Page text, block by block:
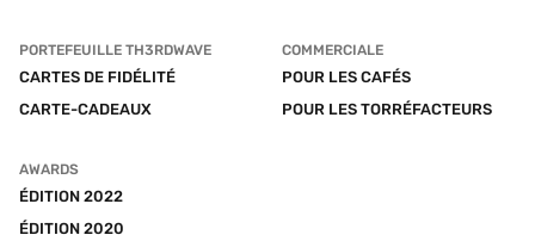
PORTEFEUILLE TH3RDWAVE
CARTES DE FIDÉLITÉ
CARTE-CADEAUX
COMMERCIALE
POUR LES CAFÉS
POUR LES TORRÉFACTEURS
AWARDS
ÉDITION 2022
ÉDITION 2020